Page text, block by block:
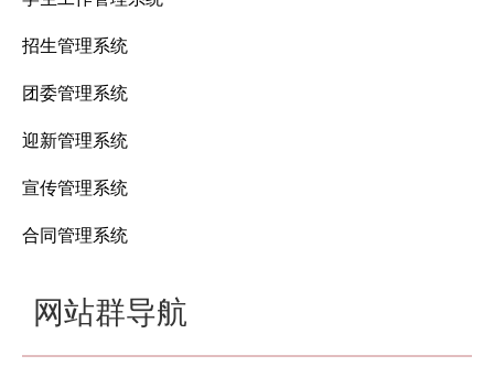
招生管理系统
团委管理系统
迎新管理系统
宣传管理系统
合同管理系统
网站群导航